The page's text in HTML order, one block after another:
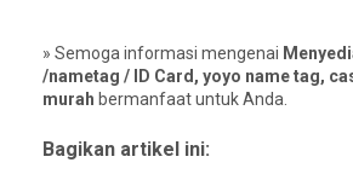
» Semoga informasi mengenai
/nametag / ID Card, yoyo name tag,
murah bermanfaat untuk Anda.
Bagikan artikel ini: